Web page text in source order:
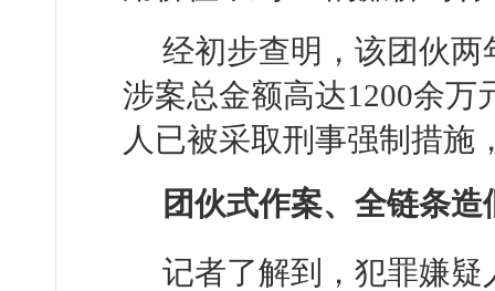
经初步查明，该团伙
涉案总金额高达1200余万
人已被采取刑事强制措施
团伙式作案、全链条造
记者了解到，犯罪嫌疑